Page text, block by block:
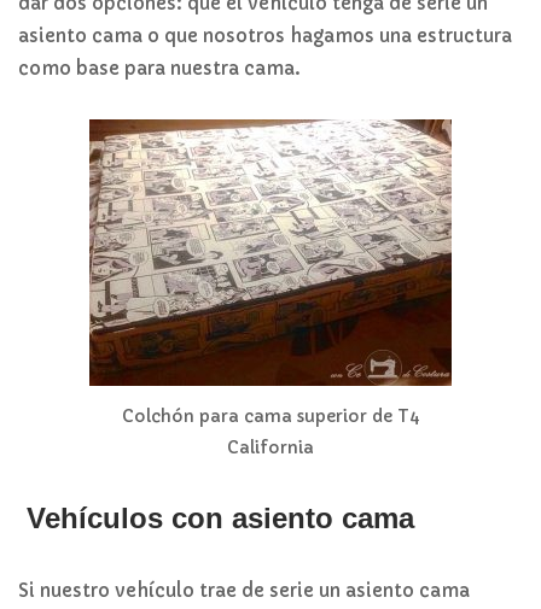
asiento cama o que nosotros hagamos una estructura
como base para nuestra cama.
Colchón para cama superior de T4
California
Vehículos con asiento cama
Si nuestro vehículo trae de serie un asiento cama